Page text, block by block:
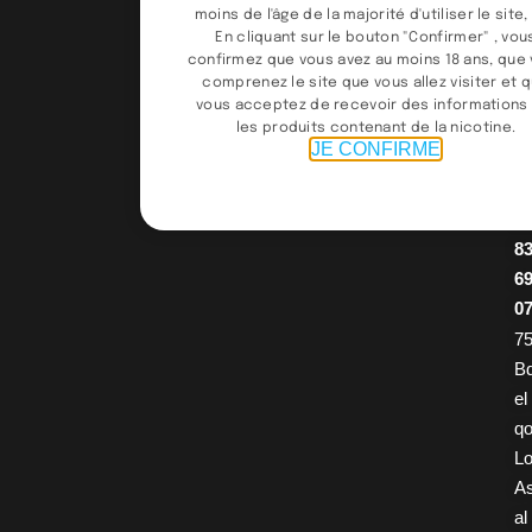
06
97
97
96
83
69
07
el
al
moins de l'âge de la majorité d'utiliser le site,
En cliquant sur le bouton "Confirmer" ,
confirmez que vous avez au moins 18 ans, que
comprenez le site que vous allez visiter et
vous acceptez de recevoir des informations
les produits contenant de la nicotine.
JE CONFIRME